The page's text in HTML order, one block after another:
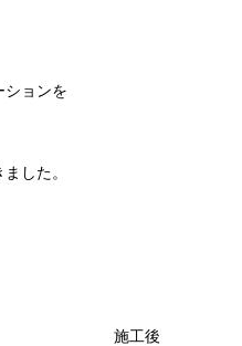
ションを
した。
工後